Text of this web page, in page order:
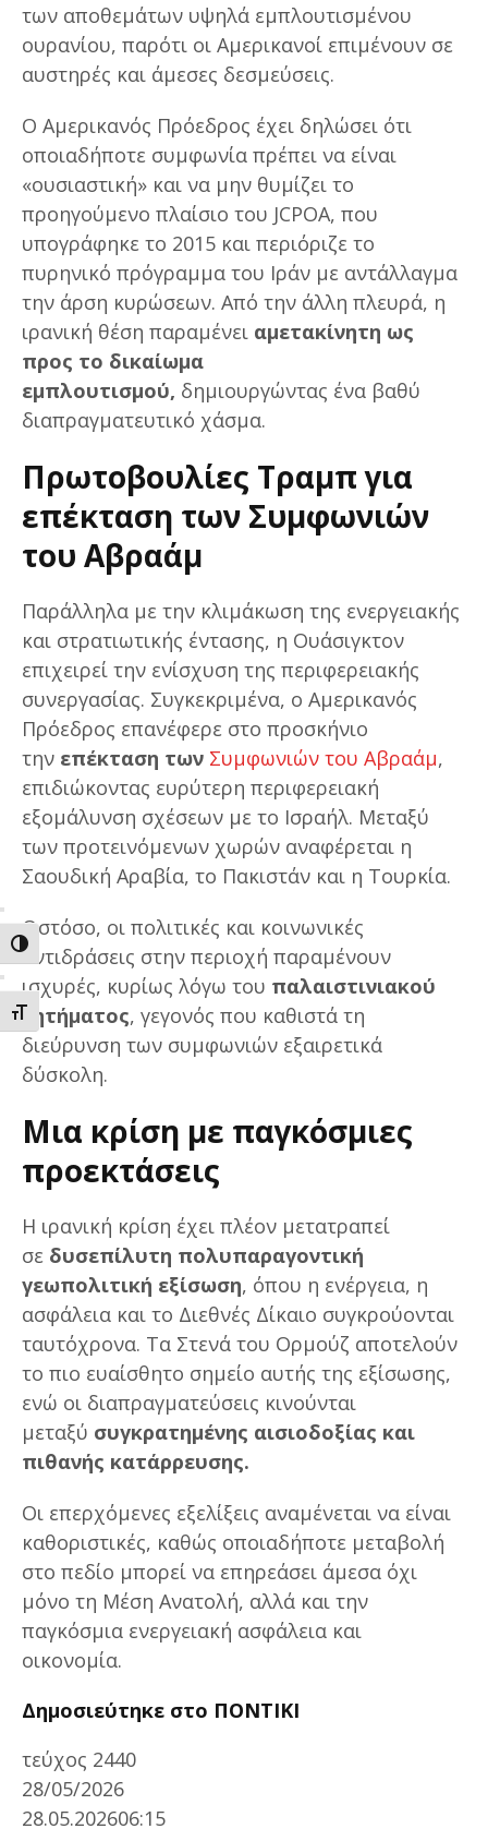
ΕΝΑΛΛΑΓΗ ΥΨΗΛΗΣ ΑΝΤΙΘΕΣΗΣ
ΕΝΑΛΛΑΓΗ ΜΕΓΕΘΟΥΣ ΓΡΑΜΜΑΤΩΝ
των αποθεμάτων υψηλά εμπλουτισμένου
ουρανίου, παρότι οι Αμερικανοί επιμένουν σε
αυστηρές και άμεσες δεσμεύσεις.
Ο Αμερικανός Πρόεδρος έχει δηλώσει ότι
οποιαδήποτε συμφωνία πρέπει να είναι
«ουσιαστική» και να μην θυμίζει το
προηγούμενο πλαίσιο του JCPOA, που
υπογράφηκε το 2015 και περιόριζε το
πυρηνικό πρόγραμμα του Ιράν με αντάλλαγμα
την άρση κυρώσεων. Από την άλλη πλευρά, η
ιρανική θέση παραμένει αμετακίνητη ως
προς το δικαίωμα
εμπλουτισμού, δημιουργώντας ένα βαθύ
διαπραγματευτικό χάσμα.
Πρωτοβουλίες Τραμπ για
επέκταση των Συμφωνιών
του Αβραάμ
Παράλληλα με την κλιμάκωση της ενεργειακής
και στρατιωτικής έντασης, η Ουάσιγκτον
επιχειρεί την ενίσχυση της περιφερειακής
συνεργασίας. Συγκεκριμένα, ο Αμερικανός
Πρόεδρος επανέφερε στο προσκήνιο
την επέκταση των Συμφωνιών του Αβραάμ,
επιδιώκοντας ευρύτερη περιφερειακή
εξομάλυνση σχέσεων με το Ισραήλ. Μεταξύ
των προτεινόμενων χωρών αναφέρεται η
Σαουδική Αραβία, το Πακιστάν και η Τουρκία.
Ωστόσο, οι πολιτικές και κοινωνικές
αντιδράσεις στην περιοχή παραμένουν
ισχυρές, κυρίως λόγω του παλαιστινιακού
ζητήματος, γεγονός που καθιστά τη
διεύρυνση των συμφωνιών εξαιρετικά
δύσκολη.
Μια κρίση με παγκόσμιες
προεκτάσεις
Η ιρανική κρίση έχει πλέον μετατραπεί
σε δυσεπίλυτη πολυπαραγοντική
γεωπολιτική εξίσωση, όπου η ενέργεια, η
ασφάλεια και το Διεθνές Δίκαιο συγκρούονται
ταυτόχρονα. Τα Στενά του Ορμούζ αποτελούν
το πιο ευαίσθητο σημείο αυτής της εξίσωσης,
ενώ οι διαπραγματεύσεις κινούνται
μεταξύ συγκρατημένης αισιοδοξίας και
πιθανής κατάρρευσης.
Οι επερχόμενες εξελίξεις αναμένεται να είναι
καθοριστικές, καθώς οποιαδήποτε μεταβολή
στο πεδίο μπορεί να επηρεάσει άμεσα όχι
μόνο τη Μέση Ανατολή, αλλά και την
παγκόσμια ενεργειακή ασφάλεια και
οικονομία.
Δημοσιεύτηκε στο ΠΟΝΤΙΚΙ
τεύχος 2440
28/05/2026
28.05.202606:15